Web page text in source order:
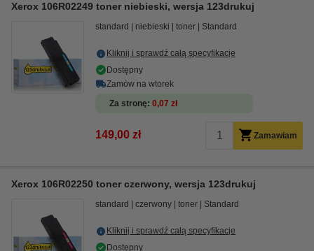
Xerox 106R02249 toner niebieski, wersja 123drukuj
standard niebieski toner Standard
Kliknij i sprawdź całą specyfikacje
Dostępny
Zamów na wtorek
Za stronę 0,07 zł
149,00 zł Zamawiam
Xerox 106R02250 toner czerwony, wersja 123drukuj
standard czerwony toner Standard
Kliknij i sprawdź całą specyfikacje
Dostępny